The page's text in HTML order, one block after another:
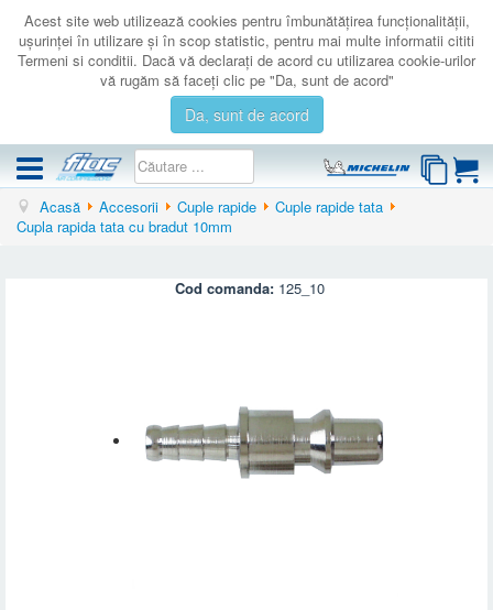
Acest site web utilizează cookies pentru îmbunătăţirea funcţionalităţii,
uşurinţei în utilizare şi în scop statistic, pentru mai multe informatii cititi
Termeni si conditii. Dacă vă declaraţi de acord cu utilizarea cookie-urilor
vă rugăm să faceţi clic pe "Da, sunt de acord"
Da, sunt de acord
COMPRESOARE
Acasă Accesorii Cuple rapide
Cuple rapide tata
Cupla rapida tata cu bradut 10mm
Cod comanda: 125_10